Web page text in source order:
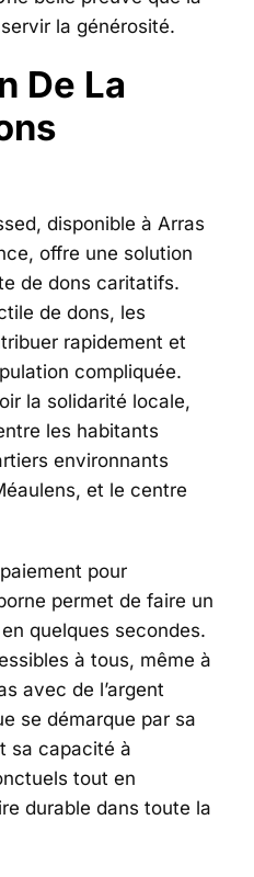
la générosité.
De La
disponible à Arras
offre une solution
de dons caritatifs.
de dons, les
rapidement et
compliquée.
la solidarité locale,
les habitants
environnants
et le centre
pour
permet de faire un
quelques secondes.
à tous, même à
avec de l’argent
se démarque par sa
sa capacité à
tout en
durable dans toute la